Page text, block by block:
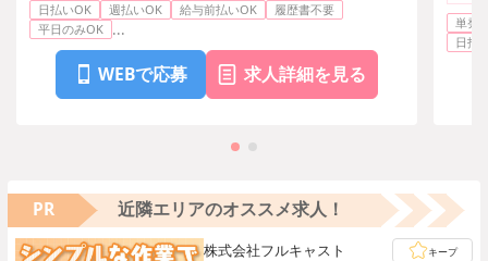
日払いOK 週払いOK 給与前払いOK
履歴書不要
平日のみOK ...
WEBで応募 求人詳細を見る
単発
日払
PR 近隣エリアのオススメ求人！
株式会社フルキャスト キープ